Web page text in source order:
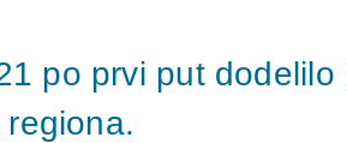
po prvi put dodelilo